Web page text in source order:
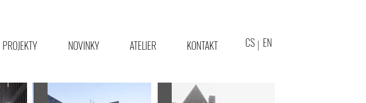
PROJEKTY NOVINKY ATELIER KONTAKT
Add a Title Add a Title
EN
CS